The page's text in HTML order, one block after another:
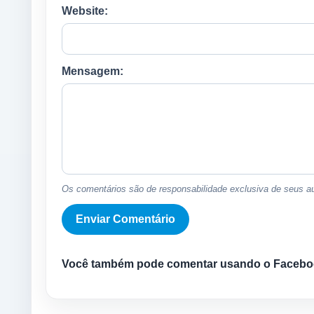
Website:
Mensagem:
Os comentários são de responsabilidade exclusiva de seus
Você também pode comentar usando o